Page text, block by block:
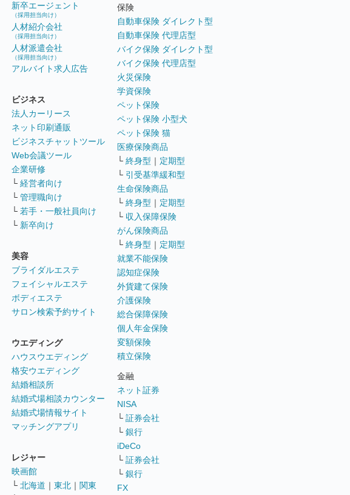
新卒エージェント
（採用担当向け）
人材紹介会社
（採用担当向け）
人材派遣会社
（採用担当向け）
アルバイト求人広告
ビジネス
法人カーリース
ネット印刷通販
ビジネスチャットツール
Web会議ツール
企業研修
└ 経営者向け
└ 管理職向け
└ 若手・一般社員向け
└ 新卒向け
美容
ブライダルエステ
フェイシャルエステ
ボディエステ
サロン検索予約サイト
ウエディング
ハウスウエディング
格安ウエディング
結婚相談所
結婚式場相談カウンター
結婚式場情報サイト
マッチングアプリ
レジャー
映画館
└ 北海道 ｜ 東北 ｜ 関東
保険
自動車保険 ダイレクト型
自動車保険 代理店型
バイク保険 ダイレクト型
バイク保険 代理店型
火災保険
学資保険
ペット保険
ペット保険 小型犬
ペット保険 猫
医療保険商品
└ 終身型 ｜ 定期型
└ 引受基準緩和型
生命保険商品
└ 終身型 ｜ 定期型
└ 収入保障保険
がん保険商品
└ 終身型 ｜ 定期型
就業不能保険
認知症保険
外貨建て保険
介護保険
総合保障保険
個人年金保険
変額保険
積立保険
金融
ネット証券
NISA
└ 証券会社
└ 銀行
iDeCo
└ 証券会社
└ 銀行
FX